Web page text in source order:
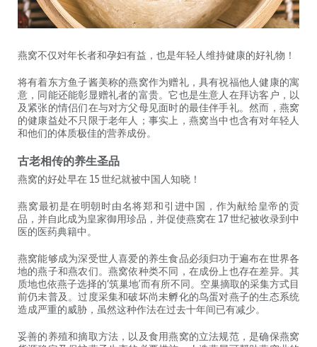
燕窝不仅对年长者和孕妇有益，也是年轻人维持健康的好礼物！
将有着东方鱼子酱美称的燕窝作为赠礼，具有祝福他人健康的寓
意，同能还能彰显赠礼者的富贵。它也是生意人在拜访客户，以
及紧张的情侣们在与对方父母见面时的最佳伴手礼。然而，燕窝
的健康益处不只限于老年人；事实上，燕窝当中也含有对年轻人
和他们的体质极佳的营养成份。
古老相传的养生圣品
燕窝的好处早在 15 世纪就被中国人知晓！
燕窝最初是在明朝时由名将郑和引进中国，作为献给皇帝的贡
品，并自此成为皇家御用珍品，并促使燕窝在 17 世纪被收录到中
医的医药典籍中。
燕窝能够成为深受世人喜爱的养生食品必须归功于遍布在世界各
地的燕子和燕农们。燕窝依种类不同，在成份上也存在差异。其
质地也依燕子选择的‘筑巢地’而有所不同。空巢摘取的采集方式目
前仍未普及。过度采集和破坏尚未孵化的鸟蛋对燕子的生态系统
造成严重的威胁，虽然这种作法在过去十年间已有减少。
妥善的养殖和摘取方法，以及食用燕窝的立法规范，是确保燕窝